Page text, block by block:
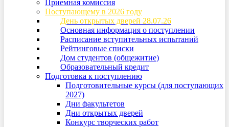
Приемная комиссия
Поступающему в 2026 году
День открытых дверей 28.07.26
Основная информация о поступлении
Расписание вступительных испытаний
Рейтинговые списки
Дом студентов (общежитие)
Образовательный кредит
Подготовка к поступлению
Подготовительные курсы (для поступающих
2027)
Дни факультетов
Дни открытых дверей
Конкурс творческих работ